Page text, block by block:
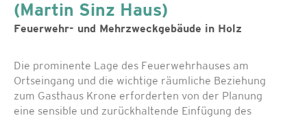
(Martin Sinz Haus)
Feuerwehr- und Mehrzweckgebäude in Holz
Die prominente Lage des Feuerwehrhauses am
Ortseingang und die wichtige räumliche Beziehung
zum Gasthaus Krone erforderten von der Planung
eine sensible und zurückhaltende Einfügung des